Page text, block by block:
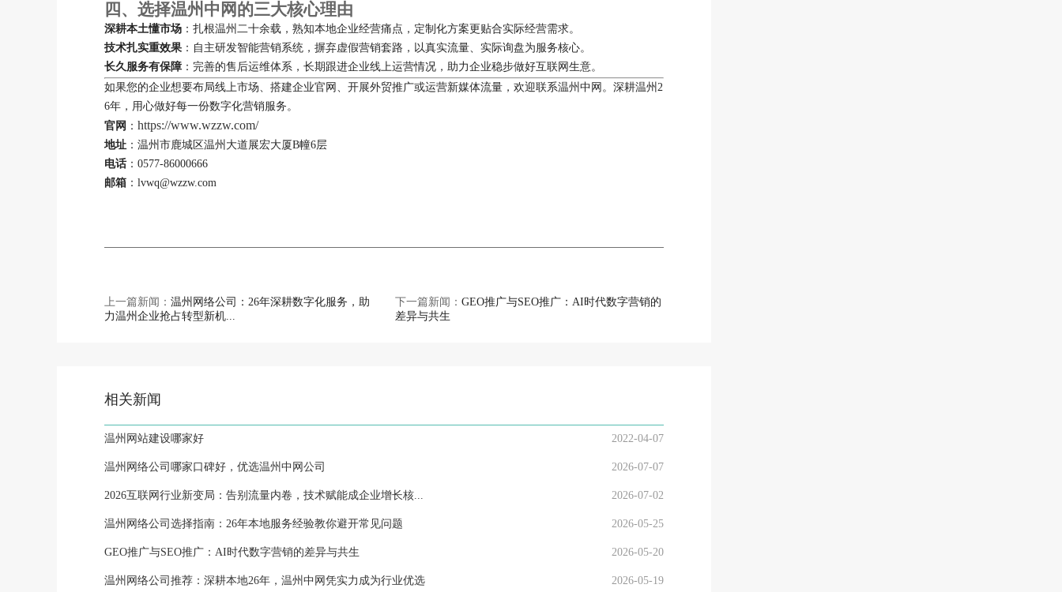
四、选择温州中网的三大核心理由
深耕本土懂市场 ：扎根温州二十余载，熟知本地企业经营痛点，定制化方案更贴合实际经营需求。
技术扎实重效果 ：自主研发智能营销系统，摒弃虚假营销套路，以真实流量、实际询盘为服务核心。
长久服务有保障 ：完善的售后运维体系，长期跟进企业线上运营情况，助力企业稳步做好互联网生意。
如果您的企业想要布局线上市场、搭建企业官网、开展外贸推广或运营新媒体流量，欢迎联系温州中网。深耕温州2
6年，用心做好每一份数字化营销服务。
官网 ： https://www.wzzw.com/
地址：温州市鹿城区温州大道展宏大厦B幢6层
电话：0577-86000666
邮箱 ：lvwq@wzzw.com
上一篇新闻： 温州网络公司：26年深耕数字化服务，助
力温州企业抢占转型新机...
下一篇新闻：GEO推广与SEO推广：AI时代数字营销的
差异与共生
相关新闻
温州网站建设哪家好 2022-04-07
温州网络公司哪家口碑好，优选温州中网公司 2026-07-07
2026互联网行业新变局：告别流量内卷，技术赋能成企业增长核... 2026-07-02
温州网络公司选择指南：26年本地服务经验教你避开常见问题 2026-05-25
GEO推广与SEO推广：AI时代数字营销的差异与共生 2026-05-20
温州网络公司推荐：深耕本地26年，温州中网凭实力成为行业优选 2026-05-19